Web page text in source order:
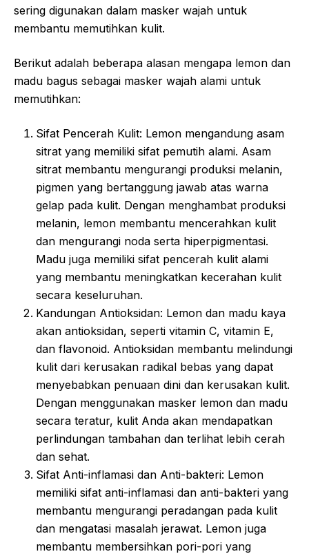
sering digunakan dalam masker wajah untuk
membantu memutihkan kulit.
Berikut adalah beberapa alasan mengapa lemon dan
madu bagus sebagai masker wajah alami untuk
memutihkan:
Sifat Pencerah Kulit: Lemon mengandung asam
sitrat yang memiliki sifat pemutih alami. Asam
sitrat membantu mengurangi produksi melanin,
pigmen yang bertanggung jawab atas warna
gelap pada kulit. Dengan menghambat produksi
melanin, lemon membantu mencerahkan kulit
dan mengurangi noda serta hiperpigmentasi.
Madu juga memiliki sifat pencerah kulit alami
yang membantu meningkatkan kecerahan kulit
secara keseluruhan.
Kandungan Antioksidan: Lemon dan madu kaya
akan antioksidan, seperti vitamin C, vitamin E,
dan flavonoid. Antioksidan membantu melindungi
kulit dari kerusakan radikal bebas yang dapat
menyebabkan penuaan dini dan kerusakan kulit.
Dengan menggunakan masker lemon dan madu
secara teratur, kulit Anda akan mendapatkan
perlindungan tambahan dan terlihat lebih cerah
dan sehat.
Sifat Anti-inflamasi dan Anti-bakteri: Lemon
memiliki sifat anti-inflamasi dan anti-bakteri yang
membantu mengurangi peradangan pada kulit
dan mengatasi masalah jerawat. Lemon juga
membantu membersihkan pori-pori yang